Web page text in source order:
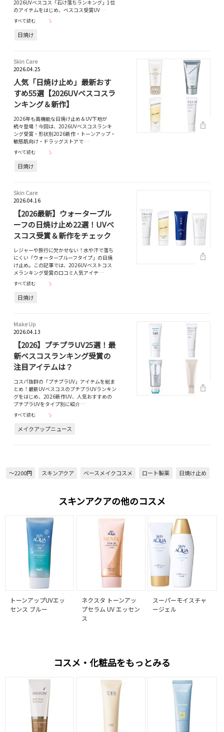
2026UVベスコス「石け落ちランキング」1位
のアイテムをはじめ、ベスコス受賞UV…
すべて読む
日焼け
Skin Care
2026.04.25
人気「日焼け止め」最新おす
すめ55選【2026UVベスコスラ
ンキング＆新作】
2026年も高機能な日焼け止め＆UV下地が
続々登場！今回は、2026UVベスコスランキ
ング受賞・形状別2026新作・トーンアップ・
敏感肌向け・ドラッグストアで…
すべて読む
日焼け
Skin Care
2026.04.16
【2026最新】ウォータープル
ーフの日焼け止め22選！UVべ
スコス受賞＆新作をチェック
レジャーや旅行に欠かせない！水や汗で落ち
にくい「ウォータープルーフタイプ」の日焼
け止め。この記事では、2026UVベストコス
メランキング受賞の口コミ人気アイテ…
すべて読む
日焼け
Make Up
2026.04.13
【2026】プチプラUV25選！最
新ベスコスランキング受賞の
注目アイテムは？
コスパ抜群の「プチプラUV」アイテムを総ま
とめ！最新UVベスコスのプチプラUVランキン
グをはじめ、2026新作UV、人気おすすめの
プチプラUVをタイプ別に紹介…
すべて読む
メイクアップニュース
～2200円 スキンアクア ベースメイクコスメ ロート製薬 日焼け止め
スキンアクアの他のコスメ
トーンアップUVエッ
センス ブルー
ネクスタ トーンアッ
プセラム UV エッセン
ス
スーパーモイスチャ
ージェル
コスメ・化粧品をもっとみる